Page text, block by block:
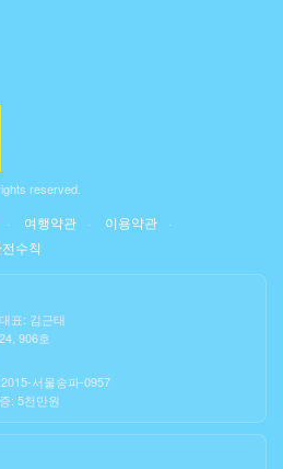
reserved.
여행약관
이용약관
수칙
대표: 김근태
906호
서울송파-0957
: 5천만원